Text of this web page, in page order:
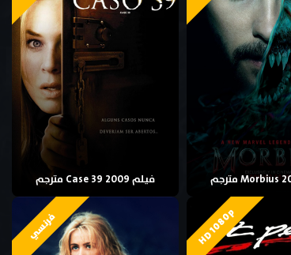
فيلم Case 39 2009 مترجم
HD 1080p فرنسي